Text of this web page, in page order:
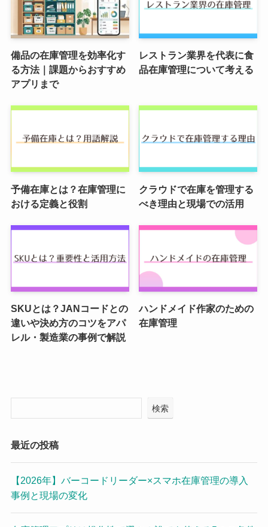
備品の在庫管理を効率化す
る方法｜課題からおすすめ
アプリまで
レストラン業界を代表に食
品在庫管理について考える
予備在庫とは？在庫管理に
おける定義と役割
クラウドで在庫を管理する
べき理由と現場での活用
SKUとは？JANコードとの
違いや決め方のコツをアパ
レル・製造業の事例で解説
ハンドメイド作家のための
在庫管理
検索
最近の投稿
【2026年】バーコードリーダー×スマホ在庫管理の導入
事例と現場の変化